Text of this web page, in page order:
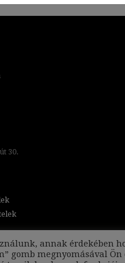
30.
annak érdekében
gomb megnyomásával